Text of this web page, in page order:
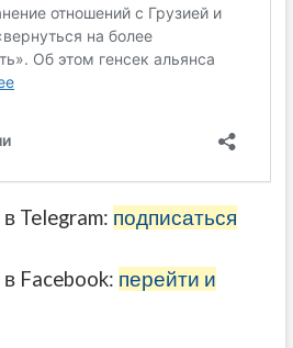
Telegram: подписаться
Facebook: перейти и